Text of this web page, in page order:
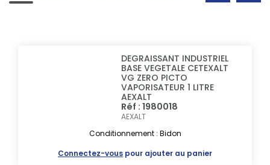
DEGRAISSANT INDUSTRIEL
BASE VEGETALE CETEXALT
VG ZERO PICTO
VAPORISATEUR 1 LITRE
AEXALT
Réf : 1980018
AEXALT
Conditionnement : Bidon
Connectez-vous pour ajouter au panier